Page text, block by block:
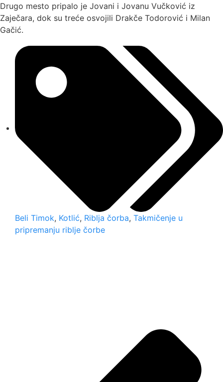
Drugo mesto pripalo je Jovani i Jovanu Vučković iz
Zaječara, dok su treće osvojili Drakče Todorović i Milan
Gačić.
Beli Timok, Kotlić, Riblja čorba, Takmičenje u
pripremanju riblje čorbe